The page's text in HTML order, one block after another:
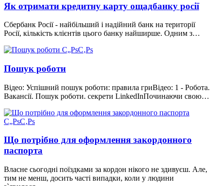
Як отримати кредитну карту ощадбанку росії
Сбербанк Росії - найбільший і надійний банк на території
Росії, кількість клієнтів цього банку найширше. Одним з…
Пошук роботи
Відео: Успішний пошук роботи: правила гриВідео: 1 - Робота.
Вакансії. Пошук роботи. секрети LinkedInПочинаючи свою…
Що потрібно для оформлення закордонного
паспорта
Власне сьогодні поїздками за кордон нікого не здивуєш. Але,
тим не менш, досить часті випадки, коли у людини